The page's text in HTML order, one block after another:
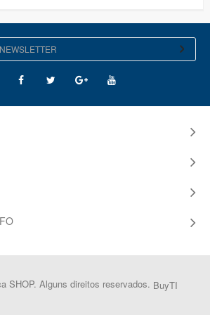
SHOP. Alguns direitos reservados. BuyTI